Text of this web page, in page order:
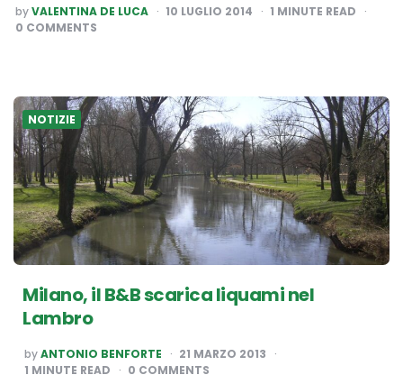
POSTED
BY
byVALENTINA DE LUCA 10 LUGLIO 2014 1 MINUTE READ
0 COMMENTS
NOTIZIE
Milano, il B&B scarica liquami nel
Lambro
POSTED
BY
byANTONIO BENFORTE
21 MARZO 2013
1 MINUTE READ 0 COMMENTS